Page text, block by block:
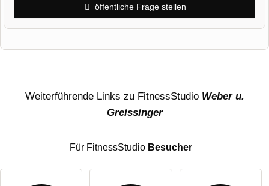
öffentliche Frage stellen
Weiterführende Links zu FitnessStudio Weber u.
Greissinger
Für FitnessStudio Besucher